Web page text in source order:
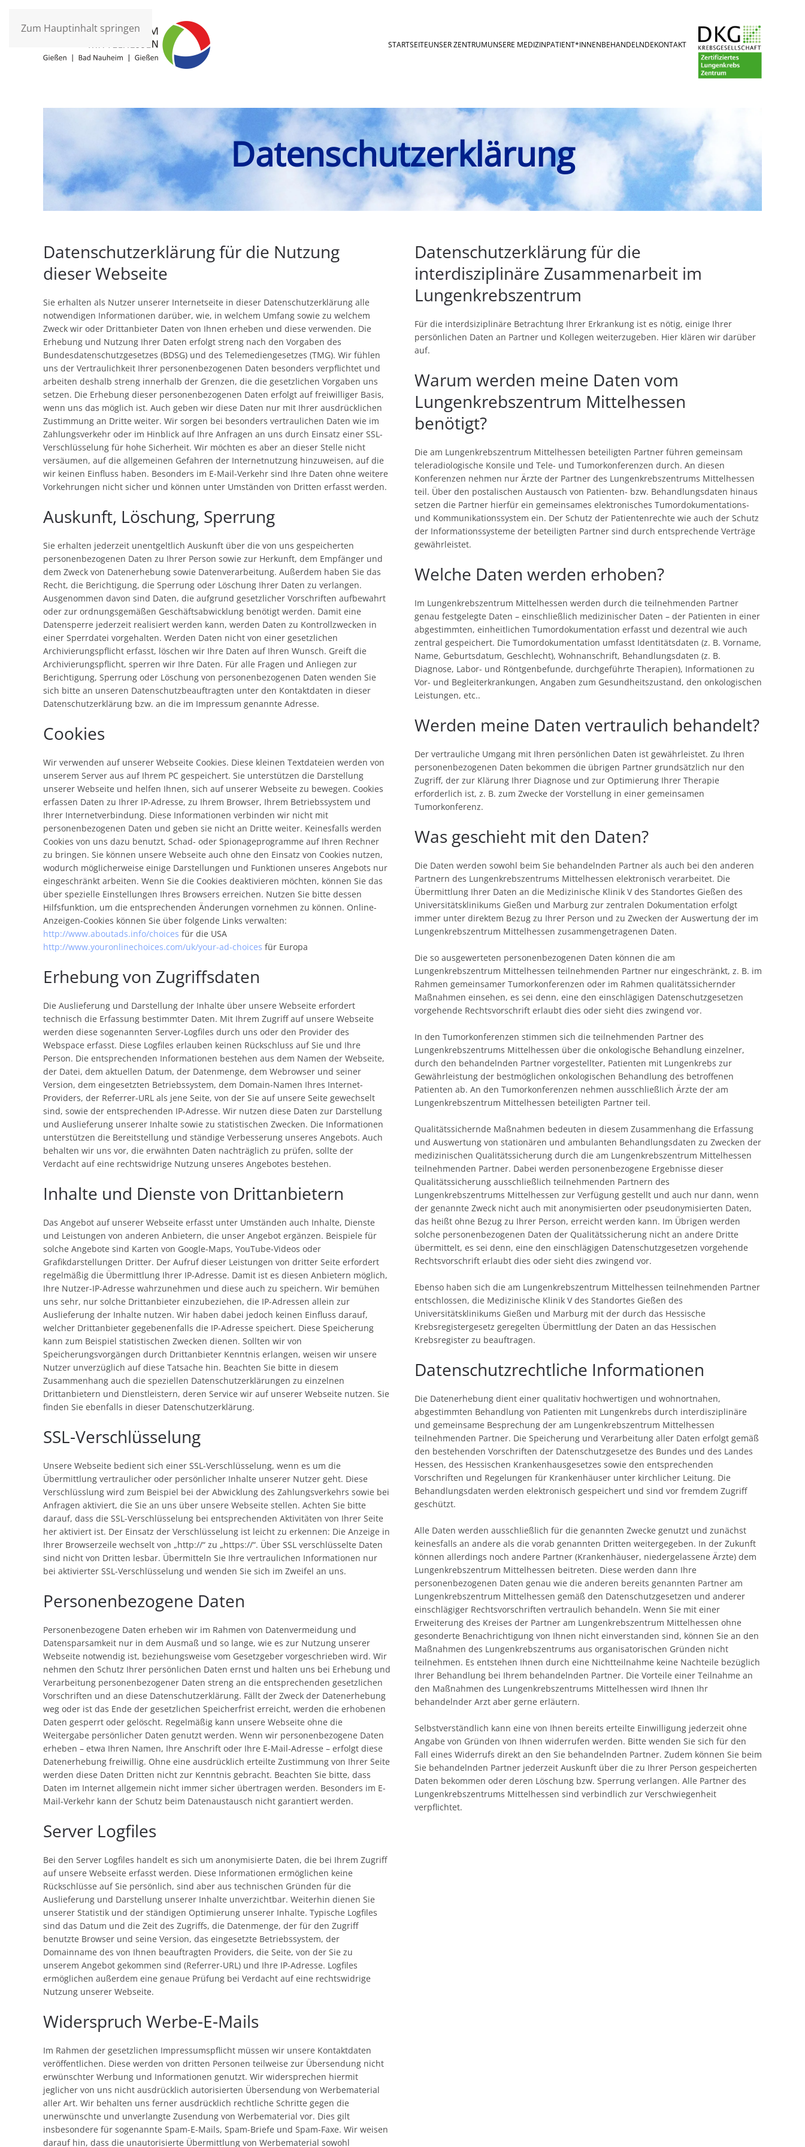
Zum Hauptinhalt springen
STARTSEITEUNSER ZENTRUMUNSERE MEDIZINPATIENT*INNENBEHANDELNDEKONTAKT
Datenschutzerklärung
Datenschutzerklärung für die Nutzung
dieser Webseite
Sie erhalten als Nutzer unserer Internetseite in dieser Datenschutzerklärung alle
notwendigen Informationen darüber, wie, in welchem Umfang sowie zu welchem
Zweck wir oder Drittanbieter Daten von Ihnen erheben und diese verwenden. Die
Erhebung und Nutzung Ihrer Daten erfolgt streng nach den Vorgaben des
Bundesdatenschutzgesetzes (BDSG) und des Telemediengesetzes (TMG). Wir fühlen
uns der Vertraulichkeit Ihrer personenbezogenen Daten besonders verpflichtet und
arbeiten deshalb streng innerhalb der Grenzen, die die gesetzlichen Vorgaben uns
setzen. Die Erhebung dieser personenbezogenen Daten erfolgt auf freiwilliger Basis,
wenn uns das möglich ist. Auch geben wir diese Daten nur mit Ihrer ausdrücklichen
Zustimmung an Dritte weiter. Wir sorgen bei besonders vertraulichen Daten wie im
Zahlungsverkehr oder im Hinblick auf Ihre Anfragen an uns durch Einsatz einer SSL-
Verschlüsselung für hohe Sicherheit. Wir möchten es aber an dieser Stelle nicht
versäumen, auf die allgemeinen Gefahren der Internetnutzung hinzuweisen, auf die
wir keinen Einfluss haben. Besonders im E-Mail-Verkehr sind Ihre Daten ohne weitere
Vorkehrungen nicht sicher und können unter Umständen von Dritten erfasst werden.
Auskunft, Löschung, Sperrung
Sie erhalten jederzeit unentgeltlich Auskunft über die von uns gespeicherten
personenbezogenen Daten zu Ihrer Person sowie zur Herkunft, dem Empfänger und
dem Zweck von Datenerhebung sowie Datenverarbeitung. Außerdem haben Sie das
Recht, die Berichtigung, die Sperrung oder Löschung Ihrer Daten zu verlangen.
Ausgenommen davon sind Daten, die aufgrund gesetzlicher Vorschriften aufbewahrt
oder zur ordnungsgemäßen Geschäftsabwicklung benötigt werden. Damit eine
Datensperre jederzeit realisiert werden kann, werden Daten zu Kontrollzwecken in
einer Sperrdatei vorgehalten. Werden Daten nicht von einer gesetzlichen
Archivierungspflicht erfasst, löschen wir Ihre Daten auf Ihren Wunsch. Greift die
Archivierungspflicht, sperren wir Ihre Daten. Für alle Fragen und Anliegen zur
Berichtigung, Sperrung oder Löschung von personenbezogenen Daten wenden Sie
sich bitte an unseren Datenschutzbeauftragten unter den Kontaktdaten in dieser
Datenschutzerklärung bzw. an die im Impressum genannte Adresse.
Cookies
Wir verwenden auf unserer Webseite Cookies. Diese kleinen Textdateien werden von
unserem Server aus auf Ihrem PC gespeichert. Sie unterstützen die Darstellung
unserer Webseite und helfen Ihnen, sich auf unserer Webseite zu bewegen. Cookies
erfassen Daten zu Ihrer IP-Adresse, zu Ihrem Browser, Ihrem Betriebssystem und
Ihrer Internetverbindung. Diese Informationen verbinden wir nicht mit
personenbezogenen Daten und geben sie nicht an Dritte weiter. Keinesfalls werden
Cookies von uns dazu benutzt, Schad- oder Spionageprogramme auf Ihren Rechner
zu bringen. Sie können unsere Webseite auch ohne den Einsatz von Cookies nutzen,
wodurch möglicherweise einige Darstellungen und Funktionen unseres Angebots nur
eingeschränkt arbeiten. Wenn Sie die Cookies deaktivieren möchten, können Sie das
über spezielle Einstellungen Ihres Browsers erreichen. Nutzen Sie bitte dessen
Hilfsfunktion, um die entsprechenden Änderungen vornehmen zu können. Online-
Anzeigen-Cookies können Sie über folgende Links verwalten:
http://www.aboutads.info/choices für die USA
http://www.youronlinechoices.com/uk/your-ad-choices für Europa
Erhebung von Zugriffsdaten
Die Auslieferung und Darstellung der Inhalte über unsere Webseite erfordert
technisch die Erfassung bestimmter Daten. Mit Ihrem Zugriff auf unsere Webseite
werden diese sogenannten Server-Logfiles durch uns oder den Provider des
Webspace erfasst. Diese Logfiles erlauben keinen Rückschluss auf Sie und Ihre
Person. Die entsprechenden Informationen bestehen aus dem Namen der Webseite,
der Datei, dem aktuellen Datum, der Datenmenge, dem Webrowser und seiner
Version, dem eingesetzten Betriebssystem, dem Domain-Namen Ihres Internet-
Providers, der Referrer-URL als jene Seite, von der Sie auf unsere Seite gewechselt
sind, sowie der entsprechenden IP-Adresse. Wir nutzen diese Daten zur Darstellung
und Auslieferung unserer Inhalte sowie zu statistischen Zwecken. Die Informationen
unterstützen die Bereitstellung und ständige Verbesserung unseres Angebots. Auch
behalten wir uns vor, die erwähnten Daten nachträglich zu prüfen, sollte der
Verdacht auf eine rechtswidrige Nutzung unseres Angebotes bestehen.
Inhalte und Dienste von Drittanbietern
Das Angebot auf unserer Webseite erfasst unter Umständen auch Inhalte, Dienste
und Leistungen von anderen Anbietern, die unser Angebot ergänzen. Beispiele für
solche Angebote sind Karten von Google-Maps, YouTube-Videos oder
Grafikdarstellungen Dritter. Der Aufruf dieser Leistungen von dritter Seite erfordert
regelmäßig die Übermittlung Ihrer IP-Adresse. Damit ist es diesen Anbietern möglich,
Ihre Nutzer-IP-Adresse wahrzunehmen und diese auch zu speichern. Wir bemühen
uns sehr, nur solche Drittanbieter einzubeziehen, die IP-Adressen allein zur
Auslieferung der Inhalte nutzen. Wir haben dabei jedoch keinen Einfluss darauf,
welcher Drittanbieter gegebenenfalls die IP-Adresse speichert. Diese Speicherung
kann zum Beispiel statistischen Zwecken dienen. Sollten wir von
Speicherungsvorgängen durch Drittanbieter Kenntnis erlangen, weisen wir unsere
Nutzer unverzüglich auf diese Tatsache hin. Beachten Sie bitte in diesem
Zusammenhang auch die speziellen Datenschutzerklärungen zu einzelnen
Drittanbietern und Dienstleistern, deren Service wir auf unserer Webseite nutzen. Sie
finden Sie ebenfalls in dieser Datenschutzerklärung.
SSL-Verschlüsselung
Unsere Webseite bedient sich einer SSL-Verschlüsselung, wenn es um die
Übermittlung vertraulicher oder persönlicher Inhalte unserer Nutzer geht. Diese
Verschlüsslung wird zum Beispiel bei der Abwicklung des Zahlungsverkehrs sowie bei
Anfragen aktiviert, die Sie an uns über unsere Webseite stellen. Achten Sie bitte
darauf, dass die SSL-Verschlüsselung bei entsprechenden Aktivitäten von Ihrer Seite
her aktiviert ist. Der Einsatz der Verschlüsselung ist leicht zu erkennen: Die Anzeige in
Ihrer Browserzeile wechselt von „http://“ zu „https://“. Über SSL verschlüsselte Daten
sind nicht von Dritten lesbar. Übermitteln Sie Ihre vertraulichen Informationen nur
bei aktivierter SSL-Verschlüsselung und wenden Sie sich im Zweifel an uns.
Personenbezogene Daten
Personenbezogene Daten erheben wir im Rahmen von Datenvermeidung und
Datensparsamkeit nur in dem Ausmaß und so lange, wie es zur Nutzung unserer
Webseite notwendig ist, beziehungsweise vom Gesetzgeber vorgeschrieben wird. Wir
nehmen den Schutz Ihrer persönlichen Daten ernst und halten uns bei Erhebung und
Verarbeitung personenbezogener Daten streng an die entsprechenden gesetzlichen
Vorschriften und an diese Datenschutzerklärung. Fällt der Zweck der Datenerhebung
weg oder ist das Ende der gesetzlichen Speicherfrist erreicht, werden die erhobenen
Daten gesperrt oder gelöscht. Regelmäßig kann unsere Webseite ohne die
Weitergabe persönlicher Daten genutzt werden. Wenn wir personenbezogene Daten
erheben – etwa Ihren Namen, Ihre Anschrift oder Ihre E-Mail-Adresse – erfolgt diese
Datenerhebung freiwillig. Ohne eine ausdrücklich erteilte Zustimmung von Ihrer Seite
werden diese Daten Dritten nicht zur Kenntnis gebracht. Beachten Sie bitte, dass
Daten im Internet allgemein nicht immer sicher übertragen werden. Besonders im E-
Mail-Verkehr kann der Schutz beim Datenaustausch nicht garantiert werden.
Server Logfiles
Bei den Server Logfiles handelt es sich um anonymisierte Daten, die bei Ihrem Zugriff
auf unsere Webseite erfasst werden. Diese Informationen ermöglichen keine
Rückschlüsse auf Sie persönlich, sind aber aus technischen Gründen für die
Auslieferung und Darstellung unserer Inhalte unverzichtbar. Weiterhin dienen Sie
unserer Statistik und der ständigen Optimierung unserer Inhalte. Typische Logfiles
sind das Datum und die Zeit des Zugriffs, die Datenmenge, der für den Zugriff
benutzte Browser und seine Version, das eingesetzte Betriebssystem, der
Domainname des von Ihnen beauftragten Providers, die Seite, von der Sie zu
unserem Angebot gekommen sind (Referrer-URL) und Ihre IP-Adresse. Logfiles
ermöglichen außerdem eine genaue Prüfung bei Verdacht auf eine rechtswidrige
Nutzung unserer Webseite.
Widerspruch Werbe-E-Mails
Im Rahmen der gesetzlichen Impressumspflicht müssen wir unsere Kontaktdaten
veröffentlichen. Diese werden von dritten Personen teilweise zur Übersendung nicht
erwünschter Werbung und Informationen genutzt. Wir widersprechen hiermit
jeglicher von uns nicht ausdrücklich autorisierten Übersendung von Werbematerial
aller Art. Wir behalten uns ferner ausdrücklich rechtliche Schritte gegen die
unerwünschte und unverlangte Zusendung von Werbematerial vor. Dies gilt
insbesondere für sogenannte Spam-E-Mails, Spam-Briefe und Spam-Faxe. Wir weisen
darauf hin, dass die unautorisierte Übermittlung von Werbematerial sowohl
Datenschutzerklärung für die
interdisziplinäre Zusammenarbeit im
Lungenkrebszentrum
Für die interdsiziplinäre Betrachtung Ihrer Erkrankung ist es nötig, einige Ihrer
persönlichen Daten an Partner und Kollegen weiterzugeben. Hier klären wir darüber
auf.
Warum werden meine Daten vom
Lungenkrebszentrum Mittelhessen
benötigt?
Die am Lungenkrebszentrum Mittelhessen beteiligten Partner führen gemeinsam
teleradiologische Konsile und Tele- und Tumorkonferenzen durch. An diesen
Konferenzen nehmen nur Ärzte der Partner des Lungenkrebszentrums Mittelhessen
teil. Über den postalischen Austausch von Patienten- bzw. Behandlungsdaten hinaus
setzen die Partner hierfür ein gemeinsames elektronisches Tumordokumentations-
und Kommunikationssystem ein. Der Schutz der Patientenrechte wie auch der Schutz
der Informationssysteme der beteiligten Partner sind durch entsprechende Verträge
gewährleistet.
Welche Daten werden erhoben?
Im Lungenkrebszentrum Mittelhessen werden durch die teilnehmenden Partner
genau festgelegte Daten – einschließlich medizinischer Daten – der Patienten in einer
abgestimmten, einheitlichen Tumordokumentation erfasst und dezentral wie auch
zentral gespeichert. Die Tumordokumentation umfasst Identitätsdaten (z. B. Vorname,
Name, Geburtsdatum, Geschlecht), Wohnanschrift, Behandlungsdaten (z. B.
Diagnose, Labor- und Röntgenbefunde, durchgeführte Therapien), Informationen zu
Vor- und Begleiterkrankungen, Angaben zum Gesundheitszustand, den onkologischen
Leistungen, etc..
Werden meine Daten vertraulich behandelt?
Der vertrauliche Umgang mit Ihren persönlichen Daten ist gewährleistet. Zu Ihren
personenbezogenen Daten bekommen die übrigen Partner grundsätzlich nur den
Zugriff, der zur Klärung Ihrer Diagnose und zur Optimierung Ihrer Therapie
erforderlich ist, z. B. zum Zwecke der Vorstellung in einer gemeinsamen
Tumorkonferenz.
Was geschieht mit den Daten?
Die Daten werden sowohl beim Sie behandelnden Partner als auch bei den anderen
Partnern des Lungenkrebszentrums Mittelhessen elektronisch verarbeitet. Die
Übermittlung Ihrer Daten an die Medizinische Klinik V des Standortes Gießen des
Universitätsklinikums Gießen und Marburg zur zentralen Dokumentation erfolgt
immer unter direktem Bezug zu Ihrer Person und zu Zwecken der Auswertung der im
Lungenkrebszentrum Mittelhessen zusammengetragenen Daten.
Die so ausgewerteten personenbezogenen Daten können die am
Lungenkrebszentrum Mittelhessen teilnehmenden Partner nur eingeschränkt, z. B. im
Rahmen gemeinsamer Tumorkonferenzen oder im Rahmen qualitätssichernder
Maßnahmen einsehen, es sei denn, eine den einschlägigen Datenschutzgesetzen
vorgehende Rechtsvorschrift erlaubt dies oder sieht dies zwingend vor.
In den Tumorkonferenzen stimmen sich die teilnehmenden Partner des
Lungenkrebszentrums Mittelhessen über die onkologische Behandlung einzelner,
durch den behandelnden Partner vorgestellter, Patienten mit Lungenkrebs zur
Gewährleistung der bestmöglichen onkologischen Behandlung des betroffenen
Patienten ab. An den Tumorkonferenzen nehmen ausschließlich Ärzte der am
Lungenkrebszentrum Mittelhessen beteiligten Partner teil.
Qualitätssichernde Maßnahmen bedeuten in diesem Zusammenhang die Erfassung
und Auswertung von stationären und ambulanten Behandlungsdaten zu Zwecken der
medizinischen Qualitätssicherung durch die am Lungenkrebszentrum Mittelhessen
teilnehmenden Partner. Dabei werden personenbezogene Ergebnisse dieser
Qualitätssicherung ausschließlich teilnehmenden Partnern des
Lungenkrebszentrums Mittelhessen zur Verfügung gestellt und auch nur dann, wenn
der genannte Zweck nicht auch mit anonymisierten oder pseudonymisierten Daten,
das heißt ohne Bezug zu Ihrer Person, erreicht werden kann. Im Übrigen werden
solche personenbezogenen Daten der Qualitätssicherung nicht an andere Dritte
übermittelt, es sei denn, eine den einschlägigen Datenschutzgesetzen vorgehende
Rechtsvorschrift erlaubt dies oder sieht dies zwingend vor.
Ebenso haben sich die am Lungenkrebszentrum Mittelhessen teilnehmenden Partner
entschlossen, die Medizinische Klinik V des Standortes Gießen des
Universitätsklinikums Gießen und Marburg mit der durch das Hessische
Krebsregistergesetz geregelten Übermittlung der Daten an das Hessischen
Krebsregister zu beauftragen.
Datenschutzrechtliche Informationen
Die Datenerhebung dient einer qualitativ hochwertigen und wohnortnahen,
abgestimmten Behandlung von Patienten mit Lungenkrebs durch interdisziplinäre
und gemeinsame Besprechung der am Lungenkrebszentrum Mittelhessen
teilnehmenden Partner. Die Speicherung und Verarbeitung aller Daten erfolgt gemäß
den bestehenden Vorschriften der Datenschutzgesetze des Bundes und des Landes
Hessen, des Hessischen Krankenhausgesetzes sowie den entsprechenden
Vorschriften und Regelungen für Krankenhäuser unter kirchlicher Leitung. Die
Behandlungsdaten werden elektronisch gespeichert und sind vor fremdem Zugriff
geschützt.
Alle Daten werden ausschließlich für die genannten Zwecke genutzt und zunächst
keinesfalls an andere als die vorab genannten Dritten weitergegeben. In der Zukunft
können allerdings noch andere Partner (Krankenhäuser, niedergelassene Ärzte) dem
Lungenkrebszentrum Mittelhessen beitreten. Diese werden dann Ihre
personenbezogenen Daten genau wie die anderen bereits genannten Partner am
Lungenkrebszentrum Mittelhessen gemäß den Datenschutzgesetzen und anderer
einschlägiger Rechtsvorschriften vertraulich behandeln. Wenn Sie mit einer
Erweiterung des Kreises der Partner am Lungenkrebszentrum Mittelhessen ohne
gesonderte Benachrichtigung von Ihnen nicht einverstanden sind, können Sie an den
Maßnahmen des Lungenkrebszentrums aus organisatorischen Gründen nicht
teilnehmen. Es entstehen Ihnen durch eine Nichtteilnahme keine Nachteile bezüglich
Ihrer Behandlung bei Ihrem behandelnden Partner. Die Vorteile einer Teilnahme an
den Maßnahmen des Lungenkrebszentrums Mittelhessen wird Ihnen Ihr
behandelnder Arzt aber gerne erläutern.
Selbstverständlich kann eine von Ihnen bereits erteilte Einwilligung jederzeit ohne
Angabe von Gründen von Ihnen widerrufen werden. Bitte wenden Sie sich für den
Fall eines Widerrufs direkt an den Sie behandelnden Partner. Zudem können Sie beim
Sie behandelnden Partner jederzeit Auskunft über die zu Ihrer Person gespeicherten
Daten bekommen oder deren Löschung bzw. Sperrung verlangen. Alle Partner des
Lungenkrebszentrums Mittelhessen sind verbindlich zur Verschwiegenheit
verpflichtet.